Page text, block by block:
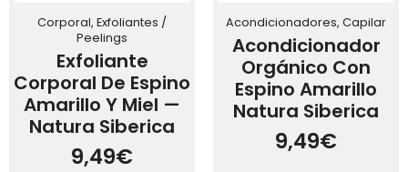
Corporal, Exfoliantes /
Peelings
Exfoliante
Corporal De Espino
Amarillo Y Miel —
Natura Siberica
9,49€
Acondicionadores, Capilar
Acondicionador
Orgánico Con
Espino Amarillo
Natura Siberica
9,49€